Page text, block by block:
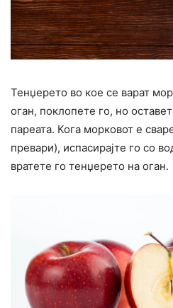
Тенџерето во кое се варат
оган, поклопете го, но
пареата. Кога морковот е
превари), испасирајте го со
вратете го тенџерето на оган.